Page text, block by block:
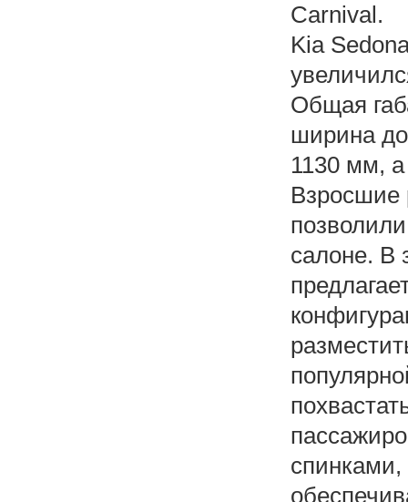
Carnival.
Kia
Общая
ширина
1130 мм,
Взросшие
салоне. В
спинками,